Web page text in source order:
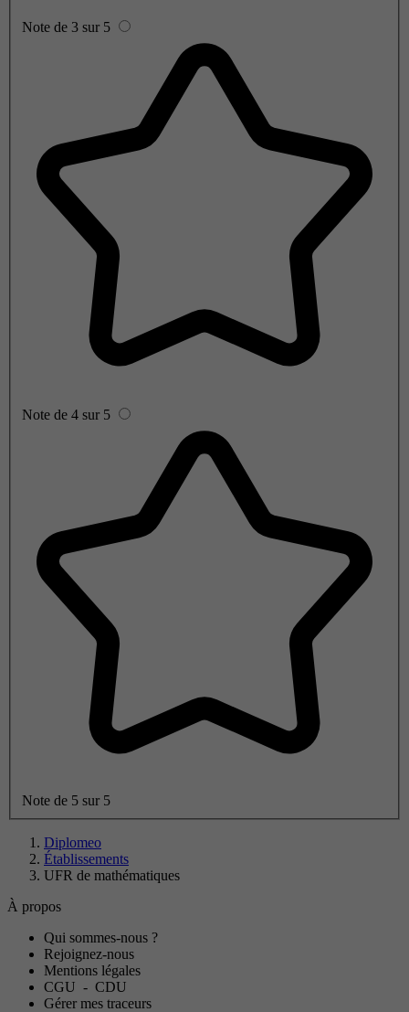
Note de 3 sur 5
Note de 4 sur 5
Note de 5 sur 5
Diplomeo
Établissements
UFR de mathématiques
À propos
Qui sommes-nous ?
Rejoignez-nous
Mentions légales
CGU - CDU
Gérer mes traceurs